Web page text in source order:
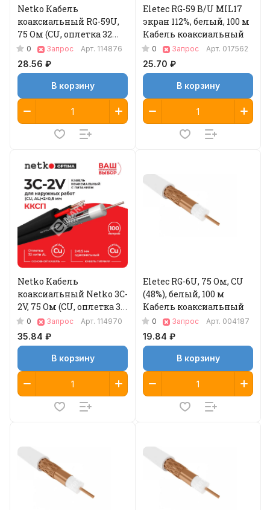
Netko Кабель
коаксиальный RG-59U,
75 Ом (CU, оплетка 32
нити AL), белый (100м)
Optima
0 Запрос Арт. 114876
28.56 ₽
В корзину
Eletec RG-59 B/U MIL17
экран 112%, белый, 100 м
Кабель коаксиальный
0 Запрос Арт. 017562
25.70 ₽
В корзину
Netko Кабель
коаксиальный Netko 3C-
2V, 75 Ом (CU, оплетка 32
нити AL) + кабель
питания 2x0.5мм
0 Запрос Арт. 114970
35.84 ₽
В корзину
Eletec RG-6U, 75 Ом, CU
(48%), белый, 100 м
Кабель коаксиальный
0 Запрос Арт. 004187
19.84 ₽
В корзину